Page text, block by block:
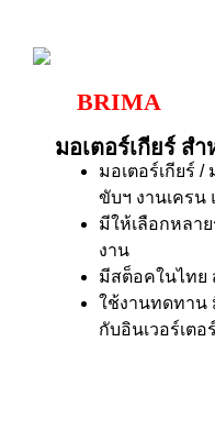
BRIMA
มอเตอร์เกียร์ ส
มอเตอร์เกียร์
ขับฯ งานเครน
มีให้เลือกหลา
งาน
มีสต็อคในไทย
ใช้งานทดทาน
กับอินเวอร์เตอ